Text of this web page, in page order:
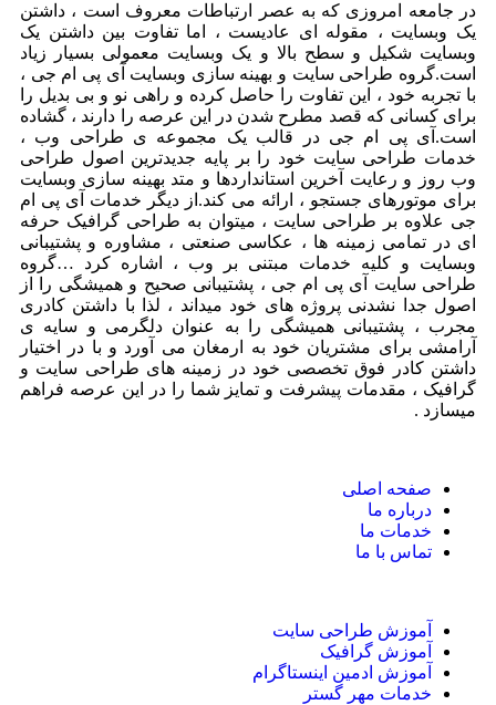
در جامعه امروزی که به عصر ارتباطات معروف است ، داشتن
یک وبسایت ، مقوله ای عادیست ، اما تفاوت بین داشتن یک
وبسایت شکیل و سطح بالا و یک وبسایت معمولی بسیار زیاد
است.گروه طراحی سایت و بهینه سازی وبسایت آی پی ام جی ،
با تجربه خود ، این تفاوت را حاصل کرده و راهی نو و بی بدیل را
برای کسانی که قصد مطرح شدن در این عرصه را دارند ، گشاده
است.آی پی ام جی در قالب یک مجموعه ی طراحی وب ،
خدمات طراحی سایت خود را بر پایه جدیدترین اصول طراحی
وب روز و رعایت آخرین استانداردها و متد بهینه سازی وبسایت
برای موتورهای جستجو ، ارائه می کند.از دیگر خدمات آی پی ام
جی علاوه بر طراحی سایت ، میتوان به طراحی گرافیک حرفه
ای در تمامی زمینه ها ، عکاسی صنعتی ، مشاوره و پشتیبانی
وبسایت و کلیه خدمات مبتنی بر وب ، اشاره کرد …گروه
طراحی سایت آی پی ام جی ، پشتیبانی صحیح و همیشگی را از
اصول جدا نشدنی پروژه های خود میداند ، لذا با داشتن کادری
مجرب ، پشتیبانی همیشگی را به عنوان دلگرمی و سایه ی
آرامشی برای مشتریان خود به ارمغان می آورد و با در اختیار
داشتن کادر فوق تخصصی خود در زمینه های طراحی سایت و
گرافیک ، مقدمات پیشرفت و تمایز شما را در این عرصه فراهم
میسازد .
صفحه اصلی
درباره ما
خدمات ما
تماس با ما
آموزش طراحی سایت
آموزش گرافیک
آموزش ادمین اینستاگرام
خدمات مهر گستر